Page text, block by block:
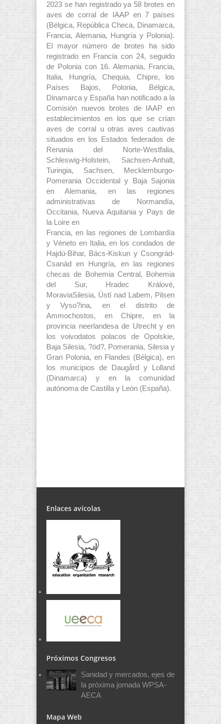
2023 se han registrado ya 58 brotes en
aves de corral de IAAP en 7 países
(Bélgica, República Checa, Dinamarca,
Francia, Alemania, Hungría y Polonia).
El mayor número de brotes ha sido
registrado en Francia con 24, seguido
de Polonia con 16. Alemania, Francia,
Italia, Hungría, Chequia, Chipre, los
Países Bajos, Polonia, Bélgica,
Dinamarca y España han notificado a la
Comisión nuevos brotes de IAAP en
establecimientos en los que se crían
aves de corral u otras aves cautivas
situados en los Estados federados de
Renania del Norte-Westfalia,
Schleswig-Holstein, Sachsen-Anhalt,
Turingia, Sachsen, Mecklemburgo-
Pomerania Occidental y Baja Sajonia
en Alemania, en las regiones
administrativas de Normandía,
Occitania, Nueva Aquitania y Pays de
la Loire en
Francia, en las regiones de Lombardía
y Véneto en Italia, en los condados de
Hajdú-Bihar, Bács-Kiskun y Csongrád-
Csanád en Hungría, en las regiones
checas de Bohemia Central, Bohemia
del Sur, Hradec Králové,
MoraviaSilesia, Ústí nad Labem, Pilsen
y Vyso?ina, en el distrito de
Ammochostos, en Chipre, en la
provincia neerlandesa de Utrecht y en
los voivodatos polacos de Opolskie,
Baja Silesia, ?ód?, Pomerania, Silesia y
Gran Polonia, en Flandes (Bélgica), en
los municipios de Daugård y Lolland
(Dinamarca) y en la comunidad
autónoma de Castilla y León (España).
Enlaces avícolas
Próximos Congresos
Sanidad y mercados, ejes de
la próxima jornada WPSA-
AECA
Mapa Web